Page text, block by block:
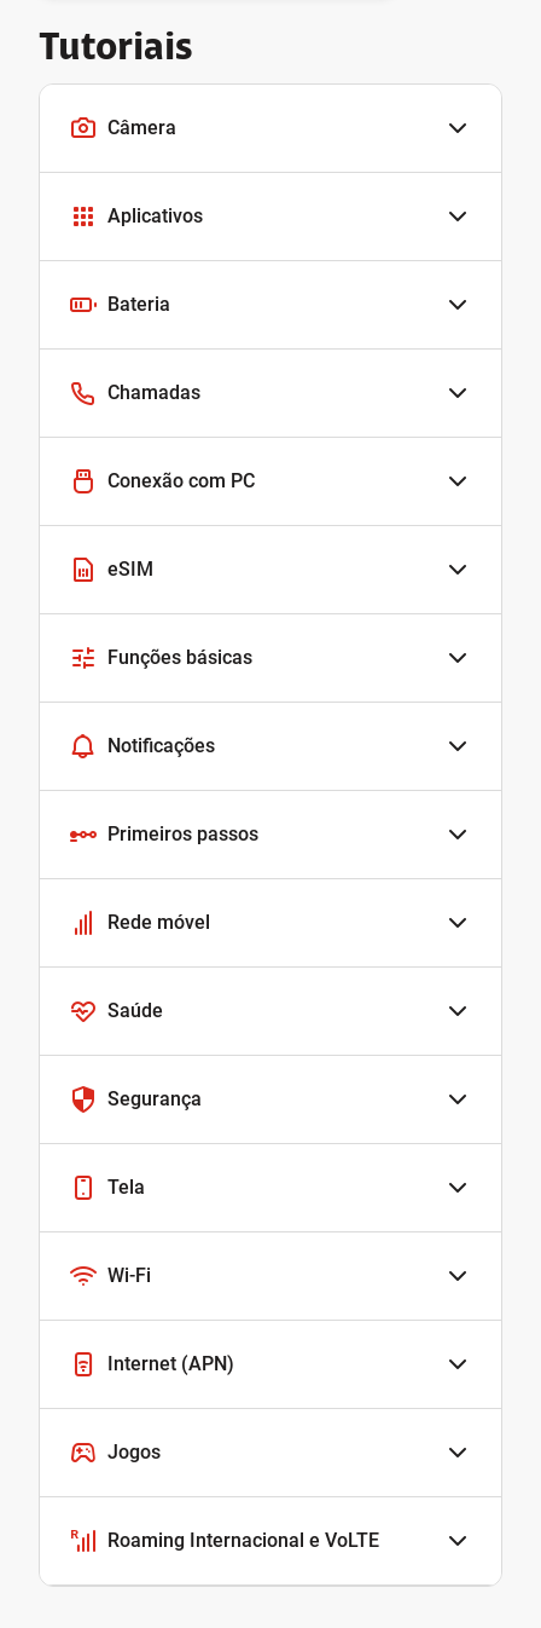
Tutoriais
Câmera
Aplicativos
Bateria
Chamadas
Conexão com PC
eSIM
Funções básicas
Notificações
Primeiros passos
Rede móvel
Saúde
Segurança
Tela
Wi-Fi
Internet (APN)
Jogos
Roaming Internacional e VoLTE